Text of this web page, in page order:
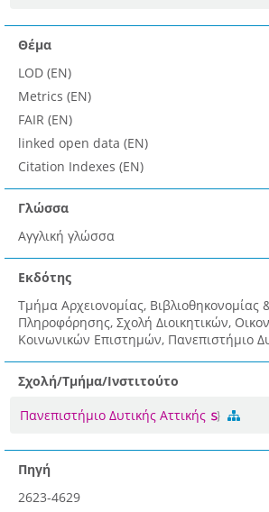
Θέμα
LOD (EN)
Metrics (EN)
FAIR (EN)
linked open data (EN)
Citation Indexes (EN)
Γλώσσα
Αγγλική γλώσσα
Εκδότης
Τμήμα Αρχειονομίας,
Πληροφόρησης, Σχολή Διοικητικών,
Κοινωνικών Επιστημών, Πανεπιστήμιο
Σχολή/Τμήμα/Ινστιτούτο
Πανεπιστήμιο Δυτικής Αττικής
Πηγή
2623-4629